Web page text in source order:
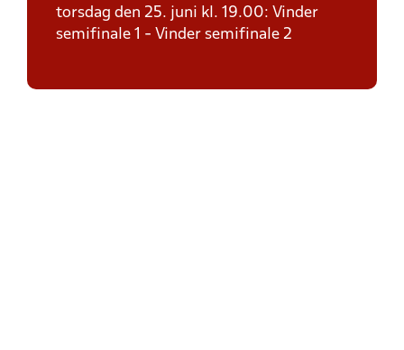
torsdag den 25. juni kl. 19.00: Vinder
semifinale 1 - Vinder semifinale 2